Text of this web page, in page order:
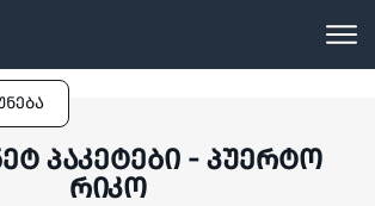
პაკეტები - პუერტო
რიკო